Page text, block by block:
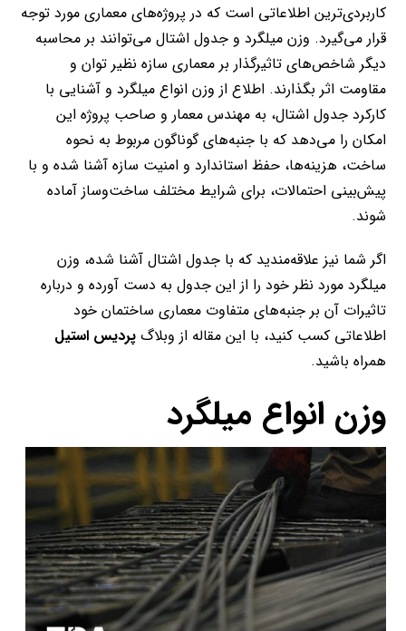
کاربردی‌ترین اطلاعاتی است که در پروژه‌های معماری مورد توجه
قرار می‌گیرد. وزن میلگرد و جدول اشتال می‌توانند بر محاسبه
دیگر شاخص‌های تاثیرگذار بر معماری سازه نظیر توان و
مقاومت اثر بگذارند. اطلاع از وزن انواع میلگرد و آشنایی با
کارکرد جدول اشتال، به مهندس معمار و صاحب پروژه این
امکان را می‌دهد که با جنبه‌های گوناگون مربوط به نحوه
ساخت، هزینه‌ها، حفظ استاندارد و امنیت سازه آشنا شده و با
پیش‌بینی احتمالات، برای شرایط مختلف ساخت‌وساز آماده
شوند.
اگر شما نیز علاقه‌مندید که با جدول اشتال آشنا شده، وزن
میلگرد مورد نظر خود را از این جدول به دست آورده و درباره
تاثیرات آن بر جنبه‌های متفاوت معماری ساختمان خود
اطلاعاتی کسب کنید، با این مقاله از وبلاگپردیس استیل
همراه باشید.
وزن انواع میلگرد